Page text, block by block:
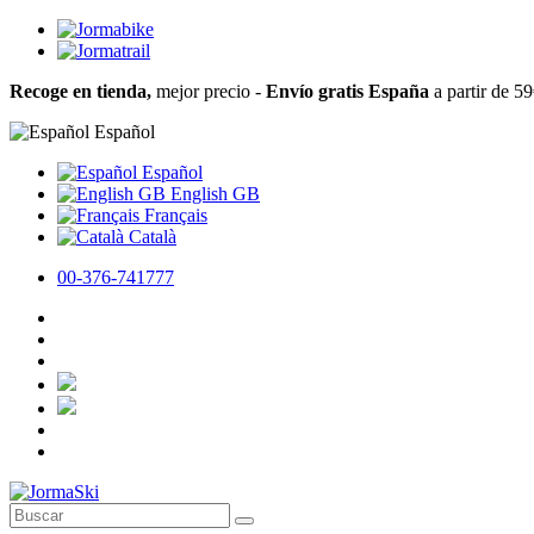
Recoge en tienda, mejor precio - Envío gratis España a partir de
Español
Español
English GB
Français
Català
00-376-741777